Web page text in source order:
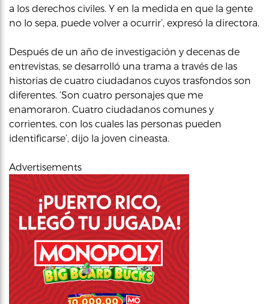
a los derechos civiles. Y en la medida en que la gente
no lo sepa, puede volver a ocurrir’, expresó la directora.
Después de un año de investigación y decenas de
entrevistas, se desarrolló una trama a través de las
historias de cuatro ciudadanos cuyos trasfondos son
diferentes. ‘Son cuatro personajes que me
enamoraron. Cuatro ciudadanos comunes y
corrientes, con los cuales las personas pueden
identificarse’, dijo la joven cineasta.
Advertisements